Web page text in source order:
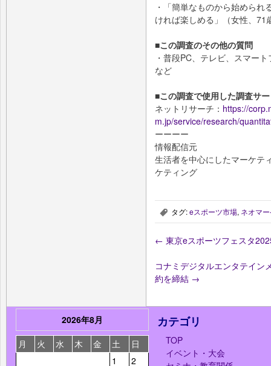
・「簡単なものから始めら
ければ楽しめる」（女性、71
■この調査のその他の質問
・普段PC、テレビ、スマー
など
■この調査で使用した調査サ
ネットリサーチ： https://
m.jp/service/research/
ーーーー
情報配信元
生活者を中心にしたマーケテ
ケティング
, タグ:eスポーツ市場, ネオマ
← 東京eスポーツフェスタ
コナミデジタルエンタテイン
約を締結 →
2026年8月
月
火 水 木 金 土
日
1
2
カテゴリ
TOP
イベント・大会